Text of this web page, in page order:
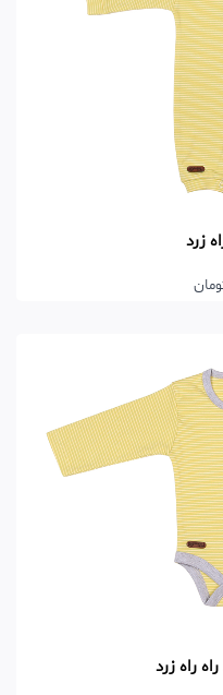
زرد
راه زرد